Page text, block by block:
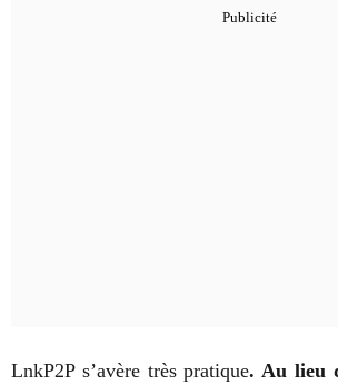
LnkP2P s’avère très pratique. Au lieu